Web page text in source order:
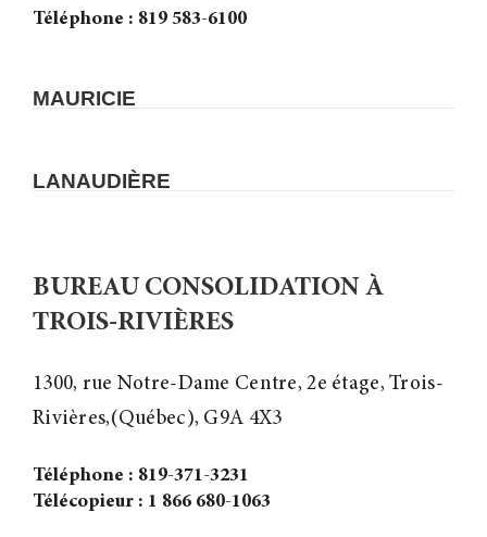
Téléphone : 819 583-6100
MAURICIE
LANAUDIÈRE
BUREAU CONSOLIDATION À
TROIS-RIVIÈRES
1300, rue Notre-Dame Centre, 2e étage, Trois-
Rivières,(Québec), G9A 4X3
Téléphone : 819-371-3231
Télécopieur : 1 866 680-1063